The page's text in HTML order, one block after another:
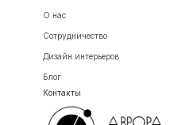
О нас
Сотрудничество
Дизайн интерьеров
Блог
Контакты